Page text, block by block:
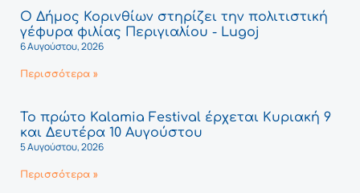
Ο Δήμος Κορινθίων στηρίζει την πολιτιστική
γέφυρα φιλίας Περιγιαλίου - Lugoj
6 Αυγούστου, 2026
Περισσότερα »
Το πρώτο Kalamia Festival έρχεται Κυριακή 9
και Δευτέρα 10 Αυγούστου
5 Αυγούστου, 2026
Περισσότερα »